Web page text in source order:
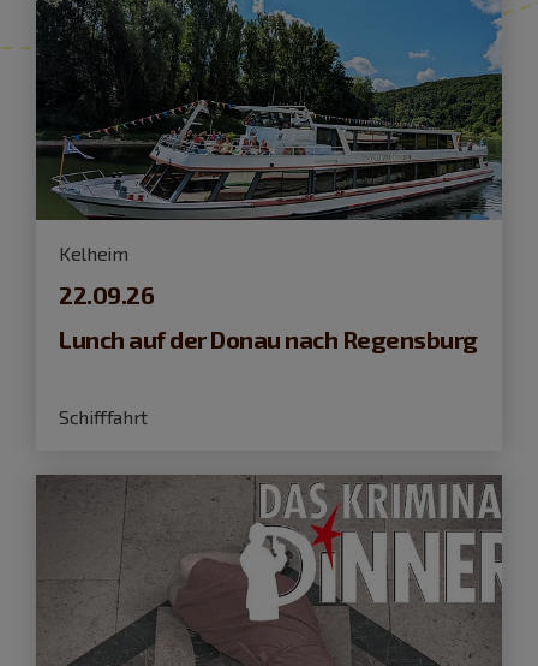
Kelheim
22.09.26
Lunch auf der Donau nach Regensburg
Schifffahrt